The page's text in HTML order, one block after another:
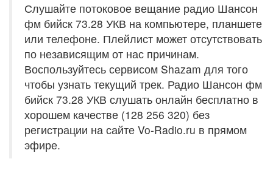
Слушайте потоковое вещание радио Шансон
фм бийск 73.28 УКВ на компьютере, планшете
или телефоне. Плейлист может отсутствовать
по независящим от нас причинам.
Воспользуйтесь сервисом Shazam для того
чтобы узнать текущий трек. Радио Шансон фм
бийск 73.28 УКВ слушать онлайн бесплатно в
хорошем качестве (128 256 320) без
регистрации на сайте Vo-Radio.ru в прямом
эфире.